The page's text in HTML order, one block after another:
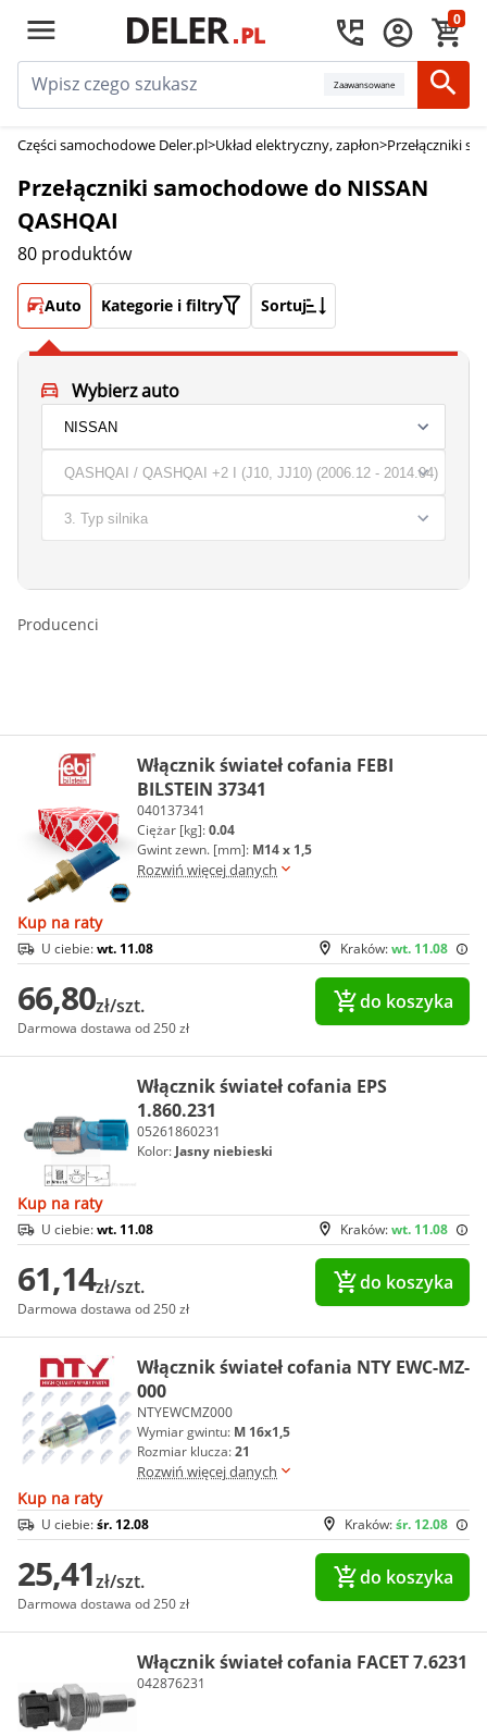
0
Zaawansowane
Części samochodowe Deler.pl>Układ elektryczny, zapłon>Przełączniki
Przełączniki samochodowe do NISSAN
QASHQAI
80 produktów
Auto Kategorie i filtry Sortuj
Wybierz auto
Producenci
Włącznik świateł cofania FEBI
BILSTEIN 37341
040137341
Ciężar [kg]:0.04
Gwint zewn. [mm]: M14 x 1,5
Rozwiń więcej danych
Kup na raty
Kraków:wt. 11.08
U ciebie:wt. 11.08
66,80zł/szt.
Darmowa dostawa od 250 zł
do koszyka
Włącznik świateł cofania EPS
1.860.231
05261860231
Kolor: Jasny niebieski
Kup na raty
Kraków:wt. 11.08
U ciebie:wt. 11.08
61,14zł/szt.
Darmowa dostawa od 250 zł
do koszyka
Włącznik świateł cofania NTY EWC-MZ-
000
NTYEWCMZ000
Wymiar gwintu: M 16x1,5
Rozmiar klucza:21
Rozwiń więcej danych
Kup na raty
Kraków:śr. 12.08
U ciebie:śr. 12.08
25,41zł/szt.
Darmowa dostawa od 250 zł
do koszyka
Włącznik świateł cofania FACET 7.6231
042876231